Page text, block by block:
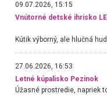
09.07.2026, 15:15
Vnútorné detské ihrisko
27.06.2026, 16:53
Letné kúpalisko Pezinok